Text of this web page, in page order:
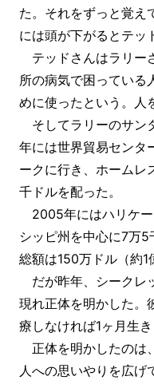
た。それをずっと覚え
には頭が下がるとテッ
テッドさんはラリー
所の病気で困っている
めに使ったという。人
そしてラリーのサン
年には世界貿易センタ
ークに行き、ホームレ
千ドルを配った。
2005年にはハリケー
シッピ州を中心に7万
総額は150万ドル（約1
だが昨年、シークレ
現れ正体を明かした。
療しなければ1ヶ月生
正体を明かしたのは
人への思いやりを広げ